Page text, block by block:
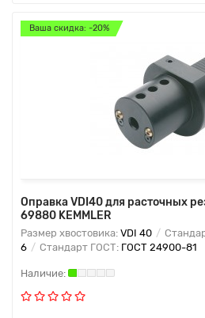
Ваша скидка: -20%
Оправка VDI40 для расточных
69880 KEMMLER
Размер хвостовика: VDI 40
6
Стандарт ГОСТ: ГОСТ 24900-81